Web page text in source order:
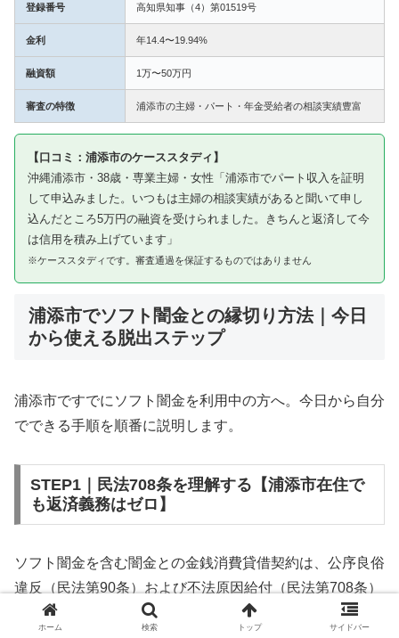
登録番号 高知県知事（4）第01519号
金利 年14.4〜19.94%
融資額 1万〜50万円
審査の特徴 浦添市の主婦・パート・年金受給者の相談実績豊富
【口コミ：浦添市のケーススタディ】
沖縄浦添市・38歳・専業主婦・女性「浦添市でパート収入を証明
して申込みました。いつもは主婦の相談実績があると聞いて申し
込んだところ5万円の融資を受けられました。きちんと返済して今
は信用を積み上げています」
※ケーススタディです。審査通過を保証するものではありません
浦添市でソフト闇金との縁切り方法｜今日
から使える脱出ステップ
浦添市ですでにソフト闇金を利用中の方へ。今日から自分
でできる手順を順番に説明します。
STEP1｜民法708条を理解する【浦添市在住で
も返済義務はゼロ】
ソフト闇金を含む闇金との金銭消費貸借契約は、公序良俗
違反（民法第90条）および不法原因給付（民法第708条）
に該当するため、法的には無効です。浦添市在住であって
ホーム 検索 トップ サイドバー